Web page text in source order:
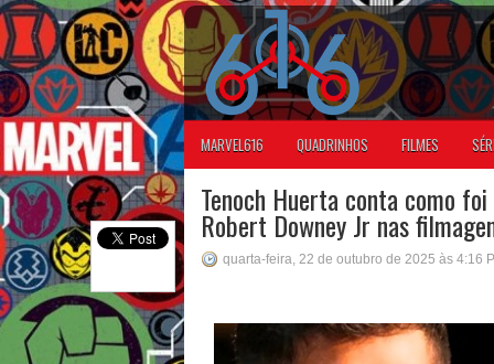
MARVEL616 QUADRINHOS FILMES
Tenoch Huerta conta como
Robert Downey Jr nas
quarta-feira, 22 de outubro de 2025 às 4:16